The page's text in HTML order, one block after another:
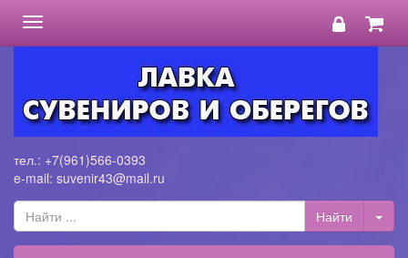
Toggle
navigation
тел.: +7(961)566-0393
e-mail: suvenir43@mail.ru